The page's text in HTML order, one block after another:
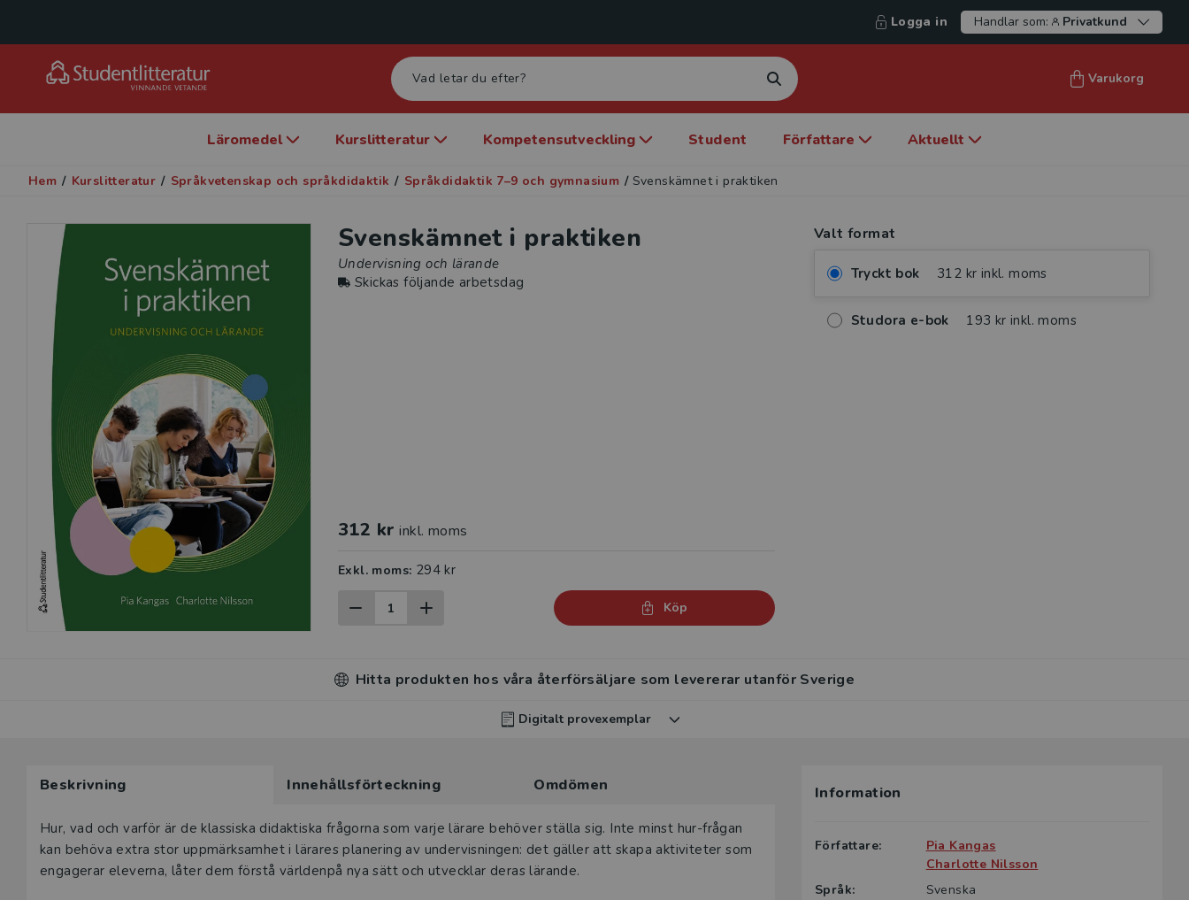
Logga in Handlar som: Privatkund
Varukorg
Läromedel Kurslitteratur Kompetensutveckling Student Författare Aktuellt
Hem / Kurslitteratur / Språkvetenskap och språkdidaktik / Språkdidaktik 7–9 och gymnasium / Svenskämnet i praktiken
Svenskämnet i praktiken
Undervisning och lärande
Skickas följande arbetsdag
312 kr inkl. moms
Exkl. moms: 294 kr
Köp
Valt format
Tryckt bok 312 kr inkl. moms
Studora e-bok 193 kr inkl. moms
Hitta produkten hos våra återförsäljare som levererar utanför Sverige
Digitalt provexemplar
här produkten.
Våra digitala provexemplar tillhandahålls via Studora.se och ger dig tillgång till boken
under 180 dagar. Observera att erbjudandet endast gäller relevanta produkter för din
undervisning (nivå och ämne) och dig som är verksam i Sverige. Du kan alltid kontakta
vår
kundservice
om du önskar ytterligare information eller har frågor om produkten.
Beskrivning Innehållsförteckning Omdömen
Beskrivning
Hur, vad och varför är de klassiska didaktiska frågorna som varje lärare behöver ställa sig. Inte minst hur-frågan
kan behöva extra stor uppmärksamhet i lärares planering av undervisningen: det gäller att skapa aktiviteter som
engagerar eleverna, låter dem förstå världenpå nya sätt och utvecklar deras lärande.
Information
Författare:
Pia Kangas
Charlotte Nilsson
Språk:
Svenska